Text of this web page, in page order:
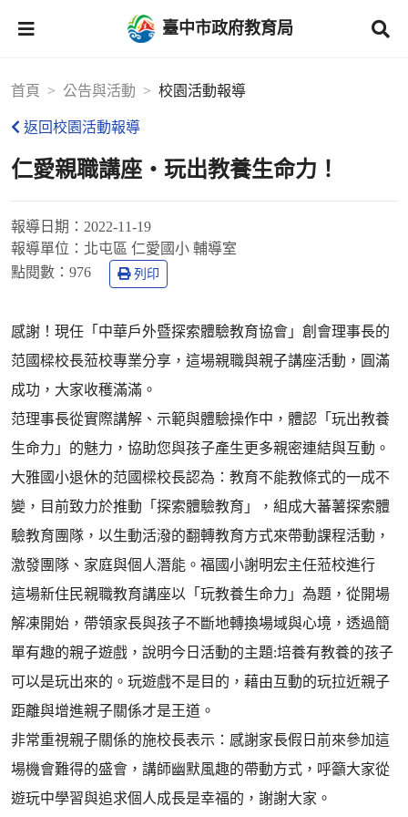
臺中市政府教育局
首頁 公告與活動 校園活動報導
返回校園活動報導
仁愛親職講座‧玩出教養生命力！
報導日期： 2022-11-19
報導單位： 北屯區 仁愛國小 輔導室
點閱數： 976 列印
感謝！現任「中華戶外暨探索體驗教育協會」創會理事長的
范國樑校長蒞校專業分享，這場親職與親子講座活動，圓滿
成功，大家收穫滿滿。
范理事長從實際講解、示範與體驗操作中，體認「玩出教養
生命力」的魅力，協助您與孩子產生更多親密連結與互動。
大雅國小退休的范國樑校長認為：教育不能教條式的一成不
變，目前致力於推動「探索體驗教育」，組成大蕃薯探索體
驗教育團隊，以生動活潑的翻轉教育方式來帶動課程活動，
激發團隊、家庭與個人潛能。福國小謝明宏主任蒞校進行
這場新住民親職教育講座以「玩教養生命力」為題，從開場
解凍開始，帶領家長與孩子不斷地轉換場域與心境，透過簡
單有趣的親子遊戲，說明今日活動的主題:培養有教養的孩子
可以是玩出來的。玩遊戲不是目的，藉由互動的玩拉近親子
距離與增進親子關係才是王道。
非常重視親子關係的施校長表示：感謝家長假日前來參加這
場機會難得的盛會，講師幽默風趣的帶動方式，呼籲大家從
遊玩中學習與追求個人成長是幸福的，謝謝大家。